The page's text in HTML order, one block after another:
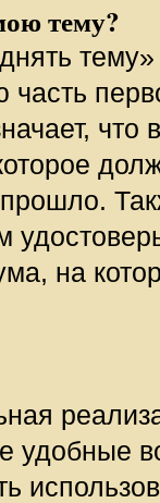
тему?
часть
на
удобные